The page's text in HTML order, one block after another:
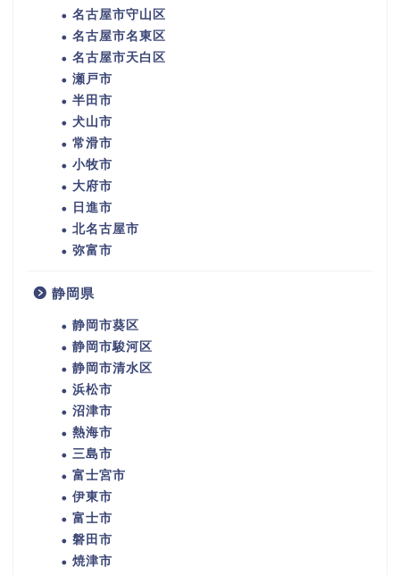
名古屋市守山区
名古屋市名東区
名古屋市天白区
瀬戸市
半田市
犬山市
常滑市
小牧市
大府市
日進市
北名古屋市
弥富市
静岡県
静岡市葵区
静岡市駿河区
静岡市清水区
浜松市
沼津市
熱海市
三島市
富士宮市
伊東市
富士市
磐田市
焼津市